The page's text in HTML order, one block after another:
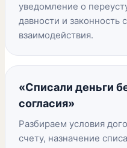
уведомление о
давности и законность
взаимодействия.
«Списали деньги
согласия»
Разбираем условия
счету, назначение